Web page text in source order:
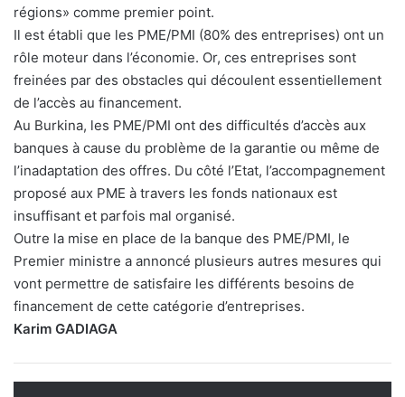
régions» comme premier point.
Il est établi que les PME/PMI (80% des entreprises) ont un
rôle moteur dans l’économie. Or, ces entreprises sont
freinées par des obstacles qui découlent essentiellement
de l’accès au financement.
Au Burkina, les PME/PMI ont des difficultés d’accès aux
banques à cause du problème de la garantie ou même de
l’inadaptation des offres. Du côté l’Etat, l’accompagnement
proposé aux PME à travers les fonds nationaux est
insuffisant et parfois mal organisé.
Outre la mise en place de la banque des PME/PMI, le
Premier ministre a annoncé plusieurs autres mesures qui
vont permettre de satisfaire les différents besoins de
financement de cette catégorie d’entreprises.
Karim GADIAGA